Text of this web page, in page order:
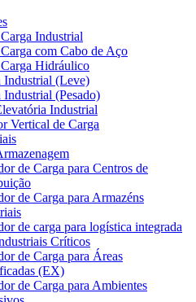
Industrial
com Cabo de Aço
Hidráulico
Industrial (Leve)
(Pesado)
Industrial
Vertical de Carga
de Carga para Centros de
de Carga para Armazéns
de carga para logística integrada
Críticos
de Carga para Áreas
(EX)
de Carga para Ambientes